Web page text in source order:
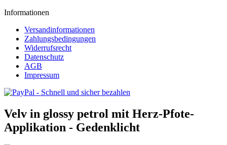
Informationen
Versandinformationen
Zahlungsbedingungen
Widerrufsrecht
Datenschutz
AGB
Impressum
Velv in glossy petrol mit Herz-Pfote-
Applikation - Gedenklicht